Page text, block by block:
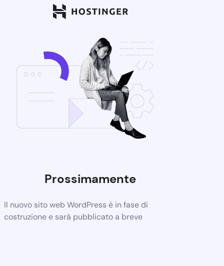
Prossimamente
Il nuovo sito web WordPress è in fase di
costruzione e sarà pubblicato a breve